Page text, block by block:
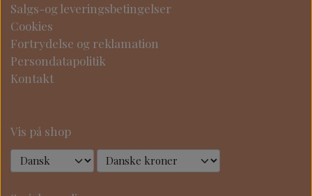
Salgs-og leveringsbetingelser
Cookies
Fortrydelse og reklamation
Persondatapolitik
Kontakt
Vis på shop